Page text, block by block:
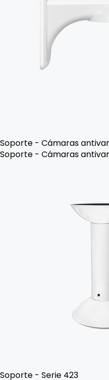
Soporte - Cámaras
Soporte - Cámaras
Soporte - Serie 423